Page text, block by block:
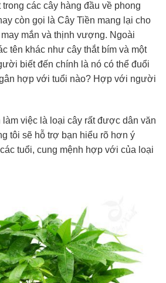
các cây hàng đầu về phong
còn gọi là Cây Tiền mang lại cho
mắn và thịnh vượng. Ngoài
tên khác như cây thắt bím và một
biết đến chính là nó có thể đuổi
hợp với tuổi nào? Hợp với người
việc là loại cây rất được dân văn
tôi sẽ hỗ trợ bạn hiểu rõ hơn ý
tuổi, cung mệnh hợp với của loại